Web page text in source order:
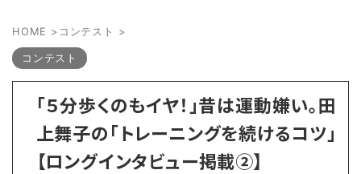
HOME > コンテスト >
コンテスト
「５分歩くのもイヤ！」昔は運動嫌い。田
上舞子の「トレーニングを続けるコツ」
【ロングインタビュー掲載②】